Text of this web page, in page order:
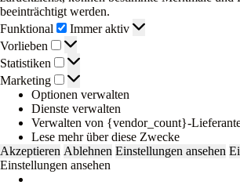
beeinträchtigt werden.
Funktional
Funktional
Immer aktiv
Vorlieben
Vorlieben
Statistiken Statistiken
Marketing Marketing
Optionen verwalten
Dienste verwalten
Verwalten von {vendor_count}-
Lese mehr über diese Zwecke
Akzeptieren Ablehnen Einstellungen ansehen
Einstellungen ansehen